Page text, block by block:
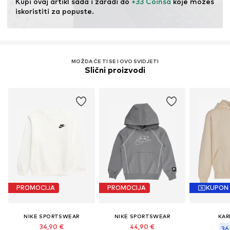
iskoristiti za popuste.
MOŽDA ĆE TI SE I OVO SVIDJETI
Slični proizvodi
PROMOCIJA
NIKE SPORTSWEAR
34,90 €
PROMOCIJA
NIKE SPORTSWEAR
44,90 €
KUPON